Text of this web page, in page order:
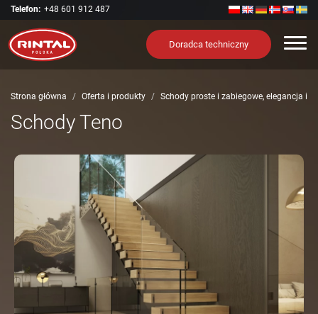
Telefon: +48 601 912 487
Doradca techniczny
Strona główna Oferta i produkty Schody proste i zabiegowe, elegancja i
Schody Teno